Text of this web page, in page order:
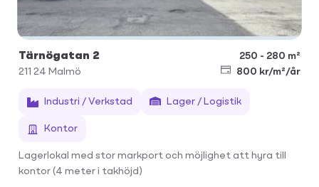
Tärnögatan 2
250 - 280 m²
211 24 Malmö 800 kr/m²/år
Industri / Verkstad Lager / Logistik
Kontor
Lagerlokal med stor markport och möjlighet att hyra till
kontor (4 meter i takhöjd)